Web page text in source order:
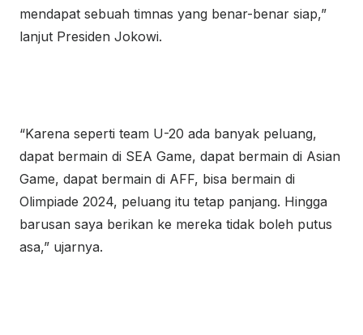
mendapat sebuah timnas yang benar-benar siap,”
lanjut Presiden Jokowi.
“Karena seperti team U-20 ada banyak peluang,
dapat bermain di SEA Game, dapat bermain di Asian
Game, dapat bermain di AFF, bisa bermain di
Olimpiade 2024, peluang itu tetap panjang. Hingga
barusan saya berikan ke mereka tidak boleh putus
asa,” ujarnya.